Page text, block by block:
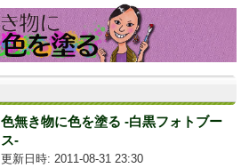
色無き物に色を塗る -白黒フォトブー
ス-
更新日時: 2011-08-31 23:30